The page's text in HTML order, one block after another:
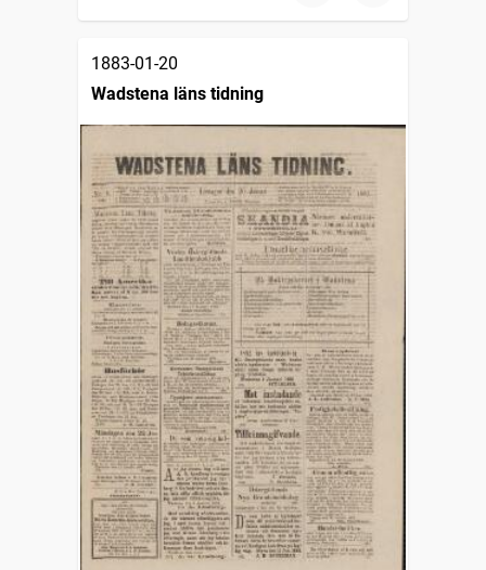
1883-01-20
Wadstena läns tidning